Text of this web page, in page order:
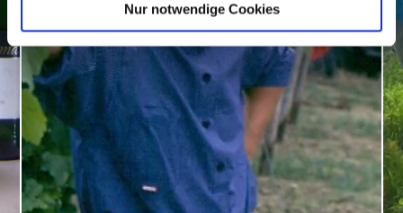
Nur notwendige Cookies